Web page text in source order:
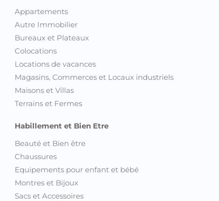
Appartements
Autre Immobilier
Bureaux et Plateaux
Colocations
Locations de vacances
Magasins, Commerces et Locaux industriels
Maisons et Villas
Terrains et Fermes
Habillement et Bien Etre
Beauté et Bien être
Chaussures
Equipements pour enfant et bébé
Montres et Bijoux
Sacs et Accessoires